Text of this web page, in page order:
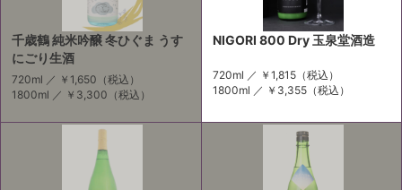
千歳鶴 純米吟醸 冬ひぐま うす
にごり生酒
720ml ／ ￥1,650 （税込）
1800ml ／ ￥3,300 （税込）
NIGORI 800 Dry 玉泉堂酒造
720ml ／ ￥1,815（税込）
1800ml ／ ￥3,355（税込）